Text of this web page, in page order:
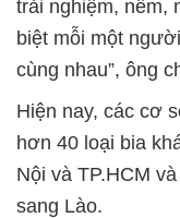
trải nghiệm, nếm,
biệt mỗi một
cùng nhau”, ông
Hiện nay, các cơ
hơn 40 loại bia
Nội và TP.HCM
sang Lào.